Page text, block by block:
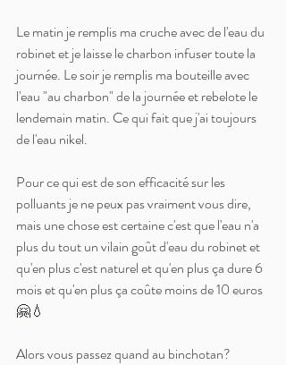
Le matin je remplis ma cruche avec de l'eau du
robinet et je laisse le charbon infuser toute la
journée. Le soir je remplis ma bouteille avec
l'eau "au charbon" de la journée et rebelote le
lendemain matin. Ce qui fait que j'ai toujours
de l'eau nikel.
Pour ce qui est de son efficacité sur les
polluants je ne peux pas vraiment vous dire,
mais une chose est certaine c'est que l'eau n'a
plus du tout un vilain goût d'eau du robinet et
qu'en plus c'est naturel et qu'en plus ça dure 6
mois et qu'en plus ça coûte moins de 10 euros
🤗💧
Alors vous passez quand au binchotan?